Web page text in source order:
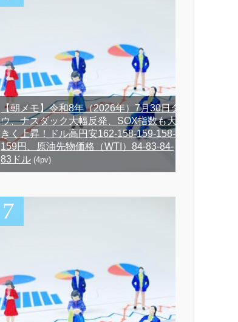
【朝メモ】令和8年（2026年）7月30日ダ
ウ、ナスダック大幅反発、SOX指数も大
きく上昇！ドル高円安162-158-159-158-
159円、原油先物価格（WTI）84-83-84-
83ドル (4pv)